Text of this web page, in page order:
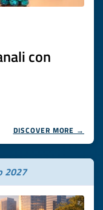
con
DISCOVER MORE →
2027